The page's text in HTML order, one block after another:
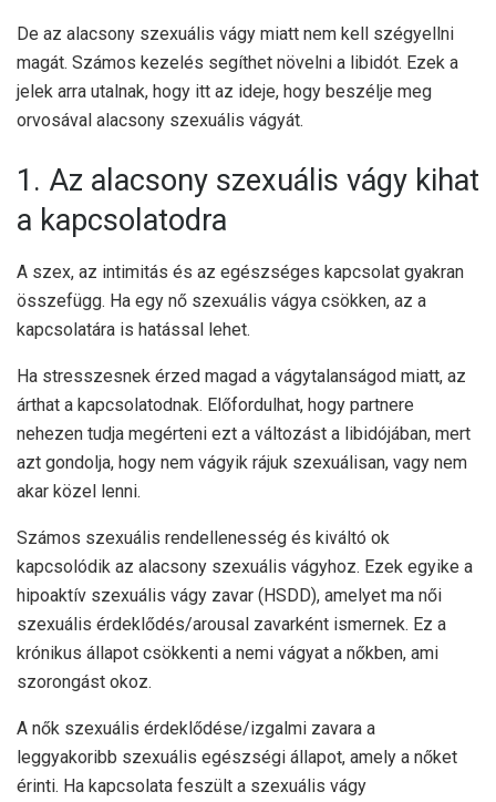
De az alacsony szexuális vágy miatt nem kell szégyellni
magát. Számos kezelés segíthet növelni a libidót. Ezek a
jelek arra utalnak, hogy itt az ideje, hogy beszélje meg
orvosával alacsony szexuális vágyát.
1. Az alacsony szexuális vágy kihat
a kapcsolatodra
A szex, az intimitás és az egészséges kapcsolat gyakran
összefügg. Ha egy nő szexuális vágya csökken, az a
kapcsolatára is hatással lehet.
Ha stresszesnek érzed magad a vágytalanságod miatt, az
árthat a kapcsolatodnak. Előfordulhat, hogy partnere
nehezen tudja megérteni ezt a változást a libidójában, mert
azt gondolja, hogy nem vágyik rájuk szexuálisan, vagy nem
akar közel lenni.
Számos szexuális rendellenesség és kiváltó ok
kapcsolódik az alacsony szexuális vágyhoz. Ezek egyike a
hipoaktív szexuális vágy zavar (HSDD), amelyet ma női
szexuális érdeklődés/arousal zavarként ismernek. Ez a
krónikus állapot csökkenti a nemi vágyat a nőkben, ami
szorongást okoz.
A nők szexuális érdeklődése/izgalmi zavara a
leggyakoribb szexuális egészségi állapot, amely a nőket
érinti. Ha kapcsolata feszült a szexuális vágy